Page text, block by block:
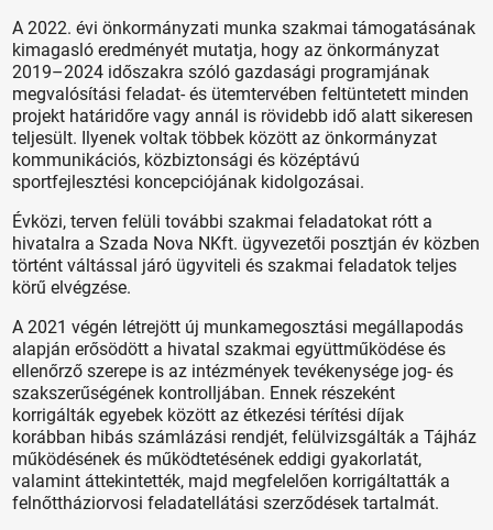
A 2022. évi önkormányzati munka szakmai támogatásának
kimagasló eredményét mutatja, hogy az önkormányzat
2019–2024 időszakra szóló gazdasági programjának
megvalósítási feladat- és ütemtervében feltüntetett minden
projekt határidőre vagy annál is rövidebb idő alatt sikeresen
teljesült. Ilyenek voltak többek között az önkormányzat
kommunikációs, közbiztonsági és középtávú
sportfejlesztési koncepciójának kidolgozásai.
Évközi, terven felüli további szakmai feladatokat rótt a
hivatalra a Szada Nova NKft. ügyvezetői posztján év közben
történt váltással járó ügyviteli és szakmai feladatok teljes
körű elvégzése.
A 2021 végén létrejött új munkamegosztási megállapodás
alapján erősödött a hivatal szakmai együttműködése és
ellenőrző szerepe is az intézmények tevékenysége jog- és
szakszerűségének kontrolljában. Ennek részeként
korrigálták egyebek között az étkezési térítési díjak
korábban hibás számlázási rendjét, felülvizsgálták a Tájház
működésének és működtetésének eddigi gyakorlatát,
valamint áttekintették, majd megfelelően korrigáltatták a
felnőttháziorvosi feladatellátási szerződések tartalmát.